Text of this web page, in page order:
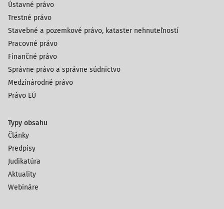
Ústavné právo
Trestné právo
Stavebné a pozemkové právo, kataster nehnuteľností
Pracovné právo
Finančné právo
Správne právo a správne súdnictvo
Medzinárodné právo
Právo EÚ
Typy obsahu
Články
Predpisy
Judikatúra
Aktuality
Webináre